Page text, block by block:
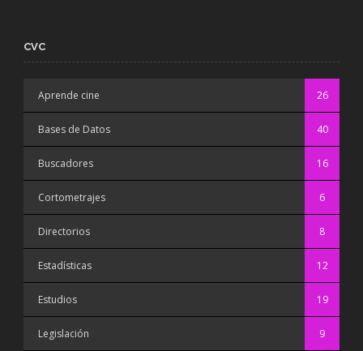
CVC
Aprende cine 26
Bases de Datos 40
Buscadores 16
Cortometrajes 6
Directorios 8
Estadísticas 12
Estudios 19
Legislación 9